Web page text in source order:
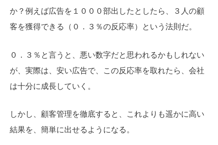
か？例えば広告を１０００部出したとしたら、３人の顧
客を獲得できる（０．３％の反応率）という法則だ。
０．３％と言うと、悪い数字だと思われるかもしれない
が、実際は、安い広告で、この反応率を取れたら、会社
は十分に成長していく。
しかし、顧客管理を徹底すると、これよりも遥かに高い
結果を、簡単に出せるようになる。